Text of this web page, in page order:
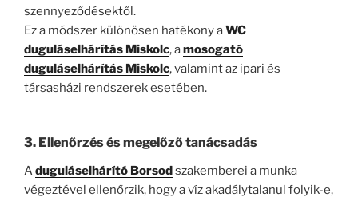
szennyeződésektől.
Ez a módszer különösen hatékony aWC
duguláselhárítás Miskolc, amosogató
duguláselhárítás Miskolc, valamint az ipari és
társasházi rendszerek esetében.
3. Ellenőrzés és megelőző tanácsadás
Aduguláselhárító Borsodszakemberei a munka
végeztével ellenőrzik, hogy a víz akadálytalanul folyik-e,